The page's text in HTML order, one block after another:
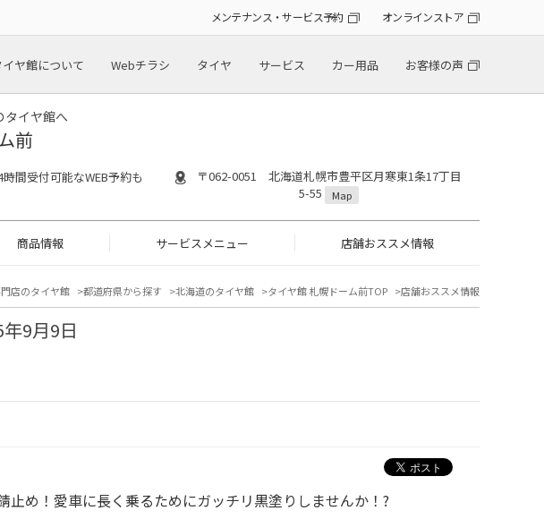
メンテナンス・サービス予約 オンラインストア
イヤ館について Webチラシ タイヤ サービス カー用品 お客様の声
タイヤ館へ
前
間受付可能なWEB予約も
〒062-0051 北海道札幌市豊平区月寒東1条17丁目
5-55
Map
商品情報 サービスメニュー 店舗おススメ情報
店のタイヤ館 都道府県から探す 北海道のタイヤ館 タイヤ館 札幌ドーム前TOP 店舗おススメ情報
9月9日
止め！愛車に長く乗るためにガッチリ黒塗りしませんか！?